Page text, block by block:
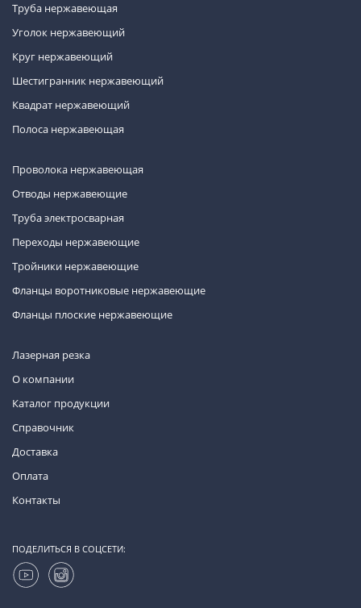
Труба нержавеющая
Уголок нержавеющий
Круг нержавеющий
Шестигранник нержавеющий
Квадрат нержавеющий
Полоса нержавеющая
Проволока нержавеющая
Отводы нержавеющие
Труба электросварная
Переходы нержавеющие
Тройники нержавеющие
Фланцы воротниковые нержавеющие
Фланцы плоские нержавеющие
Лазерная резка
О компании
Каталог продукции
Справочник
Доставка
Оплата
Контакты
ПОДЕЛИТЬСЯ В СОЦСЕТИ: